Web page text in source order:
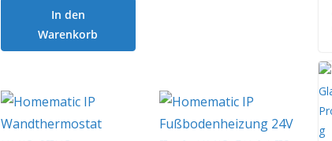
In den
Warenkorb